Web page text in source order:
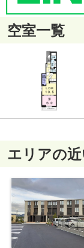
空室一覧
エリアの